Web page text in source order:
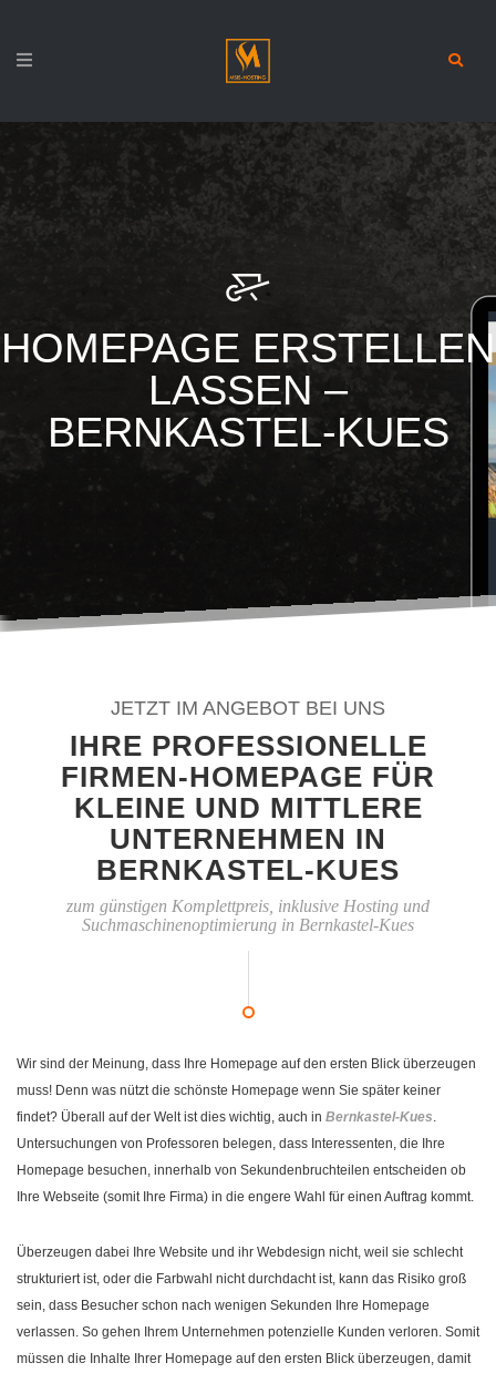
HOMEPAGE ERSTELLEN
LASSEN –
BERNKASTEL-KUES
JETZT IM ANGEBOT BEI UNS
IHRE PROFESSIONELLE
FIRMEN-HOMEPAGE FÜR
KLEINE UND MITTLERE
UNTERNEHMEN IN
BERNKASTEL-KUES
zum günstigen Komplettpreis, inklusive Hosting und
Suchmaschinenoptimierung in Bernkastel-Kues
Wir sind der Meinung, dass Ihre Homepage auf den ersten Blick überzeugen
muss! Denn was nützt die schönste Homepage wenn Sie später keiner
findet? Überall auf der Welt ist dies wichtig, auch in Bernkastel-Kues.
Untersuchungen von Professoren belegen, dass Interessenten, die Ihre
Homepage besuchen, innerhalb von Sekundenbruchteilen entscheiden ob
Ihre Webseite (somit Ihre Firma) in die engere Wahl für einen Auftrag kommt.
Überzeugen dabei Ihre Website und ihr Webdesign nicht, weil sie schlecht
strukturiert ist, oder die Farbwahl nicht durchdacht ist, kann das Risiko groß
sein, dass Besucher schon nach wenigen Sekunden Ihre Homepage
verlassen. So gehen Ihrem Unternehmen potenzielle Kunden verloren. Somit
müssen die Inhalte Ihrer Homepage auf den ersten Blick überzeugen, damit